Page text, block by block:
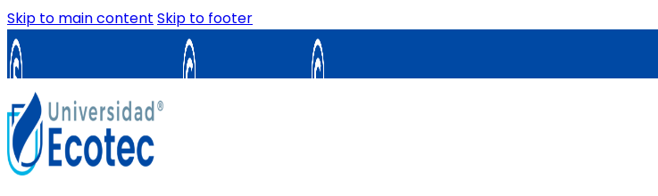
Skip to main content Skip to footer
Samborondón